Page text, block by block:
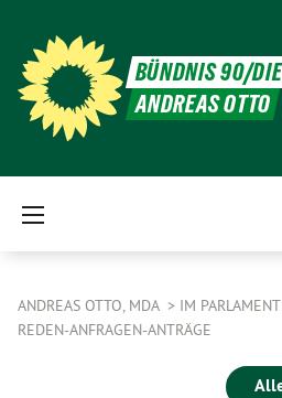
BÜNDNIS 90/
ANDREAS OTTO
ANDREAS OTTO, MDA
IM PARLAMENT
REDEN-ANFRAGEN-ANTRÄGE